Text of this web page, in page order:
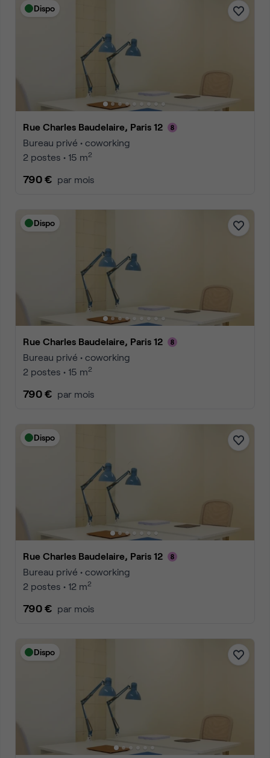
Dispo
Rue Charles Baudelaire, Paris 12
Bureau privé • coworking
2 postes • 15 m2
790 € par mois
Dispo
Rue Charles Baudelaire, Paris 12
Bureau privé • coworking
2 postes • 15 m2
790 € par mois
Dispo
Rue Charles Baudelaire, Paris 12
Bureau privé • coworking
2 postes • 12 m2
790 € par mois
Dispo